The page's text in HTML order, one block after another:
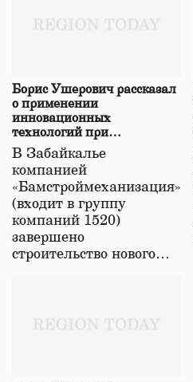
Борис Ушерович рассказал
о применении
инновационных
технологий при
строительстве нового моста
в Забайкалье
В Забайкалье
компанией
«Бамстроймеханизация»
(входит в группу
компаний 1520)
завершено
строительство нового…